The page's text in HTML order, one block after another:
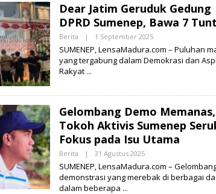
A
M
A
D
U
R
A
Dear Jatim Geruduk Gedung
DPRD Sumenep, Bawa 7
Berita | 1 September 2025O
E
H
S
M
D
U
R
SUMENEP, LensaMadura.com – Puluhan
yang tergabung dalam Demokrasi dan
Rakyat
Gelombang Demo Memanas,
Tokoh Aktivis Sumenep
Fokus pada Isu Utama
Berita | 31 Agustus 2025O
E
H
SUMENEP, LensaMadura.com –
demonstrasi yang merebak di berbagai
dalam beberapa